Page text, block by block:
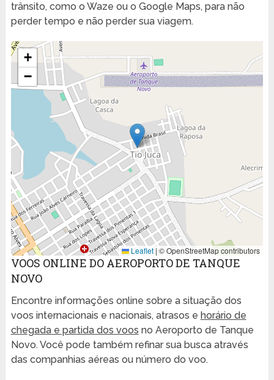
trânsito, como o Waze ou o Google Maps, para não
perder tempo e não perder sua viagem.
+
−
Leaflet | © OpenStreetMap contributors
VOOS ONLINE DO AEROPORTO DE TANQUE
NOVO
Encontre informações online sobre a situação dos
voos internacionais e nacionais, atrasos e horário de
chegada e partida dos voos no Aeroporto de Tanque
Novo. Você pode também refinar sua busca através
das companhias aéreas ou número do voo.